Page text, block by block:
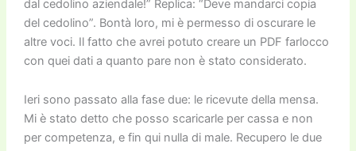
dal cedolino aziendale!” Replica: “Deve mandarci copia
del cedolino”. Bontà loro, mi è permesso di oscurare le
altre voci. Il fatto che avrei potuto creare un PDF farlocco
con quei dati a quanto pare non è stato considerato.
Ieri sono passato alla fase due: le ricevute della mensa.
Mi è stato detto che posso scaricarle per cassa e non
per competenza, e fin qui nulla di male. Recupero le due